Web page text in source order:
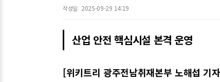
작성일 2025-09-29 14:19
산업 안전 핵심시설 본격 운영
[위키트리 광주전남취재본부 노해섭 기